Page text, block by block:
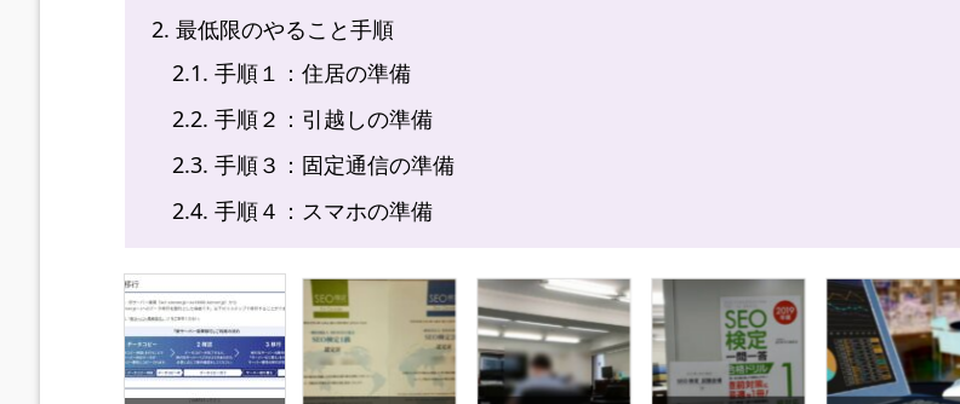
2. 最低限のやること手順
2.1. 手順１：住居の準備
2.2. 手順２：引越しの準備
2.3. 手順３：固定通信の準備
2.4. 手順４：スマホの準備